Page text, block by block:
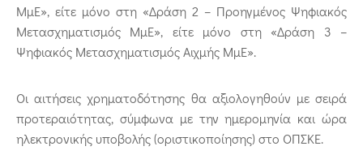
ΜμΕ», είτε μόνο στη «Δράση 2 – Προηγμένος Ψηφιακός
Μετασχηματισμός ΜμΕ», είτε μόνο στη «Δράση 3 –
Ψηφιακός Μετασχηματισμός Αιχμής ΜμΕ».
Οι αιτήσεις χρηματοδότησης θα αξιολογηθούν με σειρά
προτεραιότητας, σύμφωνα με την ημερομηνία και ώρα
ηλεκτρονικής υποβολής (οριστικοποίησης) στο OΠΣΚΕ.